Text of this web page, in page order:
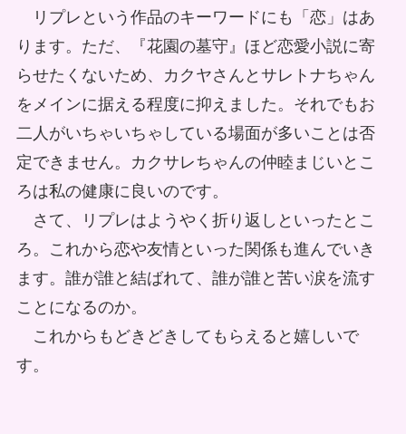
リプレという作品のキーワードにも「恋」はあ
ります。ただ、『花園の墓守』ほど恋愛小説に寄
らせたくないため、カクヤさんとサレトナちゃん
をメインに据える程度に抑えました。それでもお
二人がいちゃいちゃしている場面が多いことは否
定できません。カクサレちゃんの仲睦まじいとこ
ろは私の健康に良いのです。
さて、リプレはようやく折り返しといったとこ
ろ。これから恋や友情といった関係も進んでいき
ます。誰が誰と結ばれて、誰が誰と苦い涙を流す
ことになるのか。
これからもどきどきしてもらえると嬉しいで
す。